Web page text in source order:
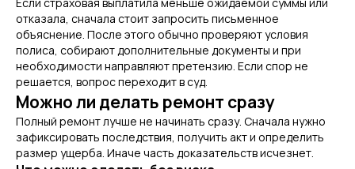
отказала, сначала стоит запросить письменное
объяснение. После этого обычно проверяют условия
полиса, собирают дополнительные документы и при
необходимости направляют претензию. Если спор не
решается, вопрос переходит в суд.
Можно ли делать ремонт сразу
Полный ремонт лучше не начинать сразу. Сначала нужно
зафиксировать последствия, получить акт и определить
размер ущерба. Иначе часть доказательств исчезнет.